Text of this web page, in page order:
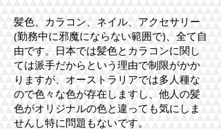
髪色、カラコン、ネイル、アクセサリー
(勤務中に邪魔にならない範囲で)、全て自
由です。日本では髪色とカラコンに関し
ては派手だからという理由で制限がかか
りますが、オーストラリアでは多人種な
ので色々な色が存在しますし、他人の髪
色がオリジナルの色と違っても気にしま
せんし特に問題もないです。